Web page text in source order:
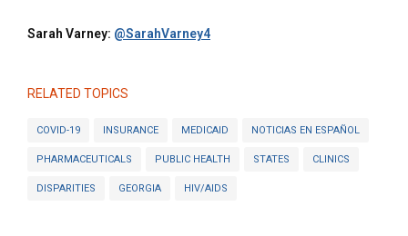
Sarah Varney: @SarahVarney4
RELATED TOPICS
COVID-19 INSURANCE MEDICAID NOTICIAS EN ESPAÑOL
PHARMACEUTICALS PUBLIC HEALTH STATES CLINICS
DISPARITIES GEORGIA HIV/AIDS